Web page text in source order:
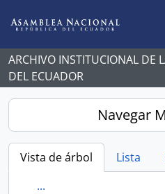
ARCHIVO INSTITUCIONAL DE
DEL ECUADOR
Navegar
Vista de árbol Lista
...